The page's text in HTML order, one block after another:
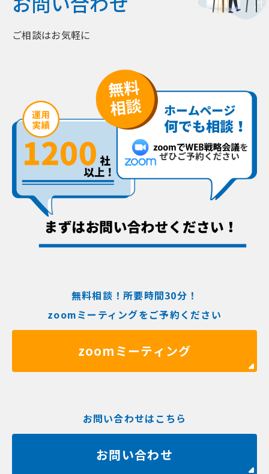
ご相談はお気軽に
無料相談！所要時間30分！
zoomミーティングをご予約ください
zoomミーティング
お問い合わせはこちら
お問い合わせ